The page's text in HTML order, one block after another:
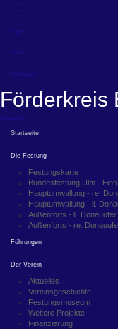
Login
Suche
Impressum
Förderkreis
Navigation
Startseite
Die Festung
Festungskarte
Bundesfestung Ulm -
Hauptumwallung - re.
Hauptumwallung - li.
Außenforts - li. Donauufer
Außenforts - re.
Führungen
Der Verein
Aktuelles
Vereinsgeschichte
Festungsmuseum
Weitere Projekte
Finanzierung